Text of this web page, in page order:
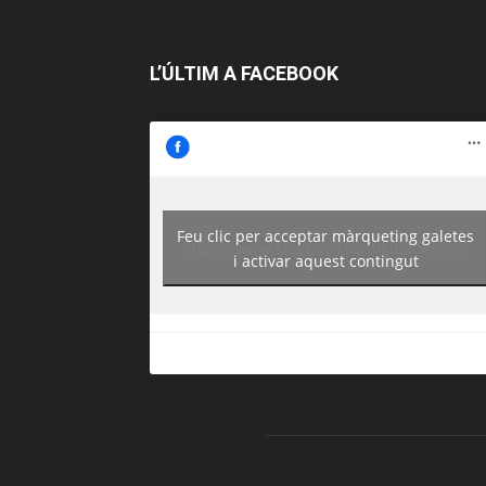
L’ÚLTIM A FACEBOOK
https://www.facebook.com/guiadereus/
Feu clic per acceptar màrqueting galetes
i activar aquest contingut